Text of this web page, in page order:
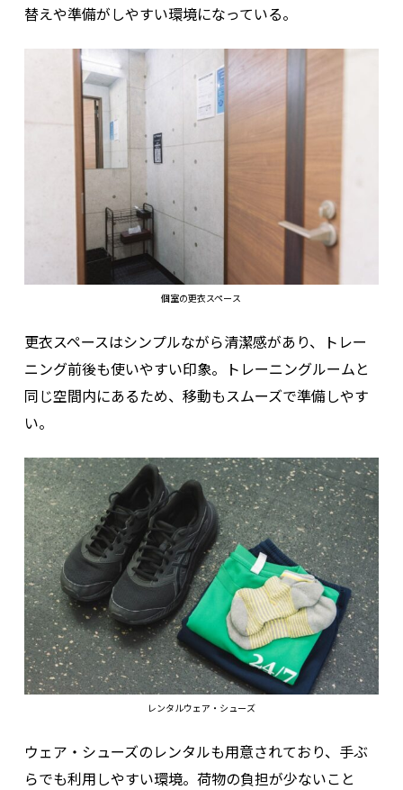
替えや準備がしやすい環境になっている。
個室の更衣スペース
更衣スペースはシンプルながら清潔感があり、トレー
ニング前後も使いやすい印象。トレーニングルームと
同じ空間内にあるため、移動もスムーズで準備しやす
い。
レンタルウェア・シューズ
ウェア・シューズのレンタルも用意されており、手ぶ
らでも利用しやすい環境。荷物の負担が少ないこと